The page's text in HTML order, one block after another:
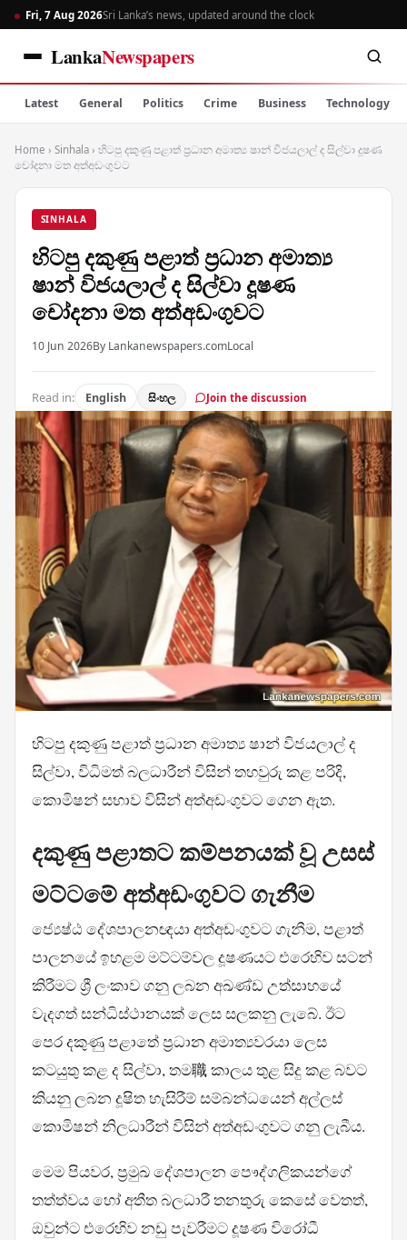
Fri, 7 Aug 2026Sri Lanka’s news, updated around the clock
LankaNewspapers
Latest General Politics Crime Business Technology
Home › Sinhala › හිටපු දකුණු පළාත් ප්‍රධාන අමාත්‍ය ෂාන් විජයලාල් ද සිල්වා දූෂණ
චෝදනා මත අත්අඩංගුවට
SINHALA
හිටපු දකුණු පළාත් ප්‍රධාන අමාත්‍ය
ෂාන් විජයලාල් ද සිල්වා දූෂණ
චෝදනා මත අත්අඩංගුවට
10 Jun 2026By Lankanewspapers.comLocal
Read in: English සිංහල Join the discussion
හිටපු දකුණු පළාත් ප්‍රධාන අමාත්‍ය ෂාන් විජයලාල් ද
සිල්වා, විධිමත් බලධාරීන් විසින් තහවුරු කළ පරිදි,
කොමිෂන් සභාව විසින් අත්අඩංගුවට ගෙන ඇත.
දකුණු පළාතට කම්පනයක් වූ උසස්
මට්ටමේ අත්අඩංගුවට ගැනීම
ජ්‍යෙෂ්ඨ දේශපාලනඥයා අත්අඩංගුවට ගැනීම, පළාත්
පාලනයේ ඉහළම මට්ටම්වල දූෂණයට එරෙහිව සටන්
කිරීමට ශ්‍රී ලංකාව ගනු ලබන අඛණ්ඩ උත්සාහයේ
වැදගත් සන්ධිස්ථානයක් ලෙස සලකනු ලැබේ. ඊට
පෙර දකුණු පළාතේ ප්‍රධාන අමාත්‍යවරයා ලෙස
කටයුතු කළ ද සිල්වා, තම職 කාලය තුළ සිදු කළ බවට
කියනු ලබන දූෂිත හැසිරීම් සම්බන්ධයෙන් අල්ලස්
කොමිෂන් නිලධාරීන් විසින් අත්අඩංගුවට ගනු ලැබීය.
මෙම පියවර, ප්‍රමුඛ දේශපාලන පෞද්ගලිකයන්ගේ
තත්ත්වය හෝ අතීත බලධාරී තනතුරු කෙසේ වෙතත්,
ඔවුන්ට එරෙහිව නඩු පැවරීමට දූෂණ විරෝධී